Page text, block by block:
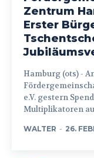
Zentrum
Erster
Hamburg (ots) - Anlässlich ihres 50. Jubiläums lud die
e.V. gestern
Multiplikatoren
WALTER - 26.